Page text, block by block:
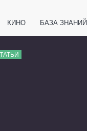
КИНО БАЗА ЗНАНИЙ
ТЕХНОЛОГИИ